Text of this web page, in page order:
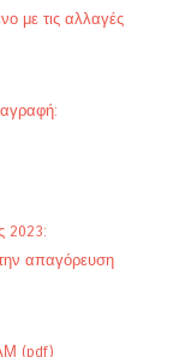
με τις αλλαγές
2023:
απαγόρευση
(pdf)